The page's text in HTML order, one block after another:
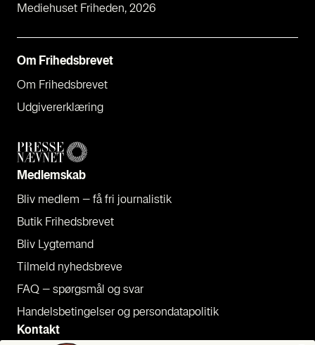
Om Fri­heds­bre­vet
Om Fri­heds­bre­vet
Udgi­ve­rer­klæ­ring
Med­lem­skab
Bliv med­lem – få fri jour­na­li­stik
Butik Fri­heds­bre­vet
Bliv Lyg­te­mand
Til­meld nyheds­bre­ve
FAQ – spørgs­mål og svar
Han­dels­be­tin­gel­ser og per­son­da­ta­po­li­tik
Kon­takt
Mediehuset Friheden, 2026